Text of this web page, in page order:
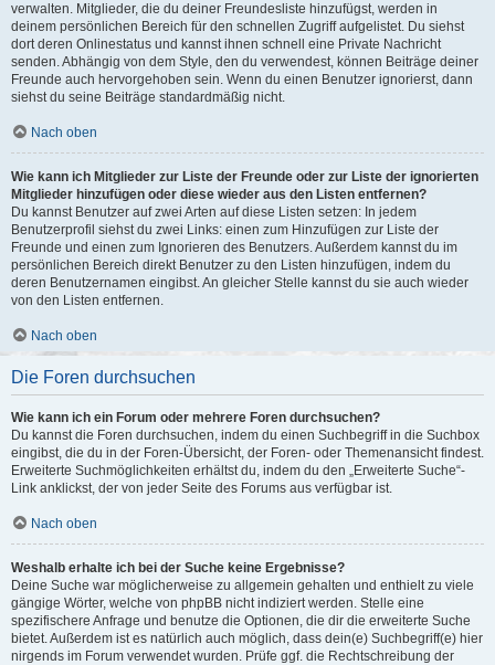
verwalten. Mitglieder, die du deiner Freundesliste hinzufügst, werden in
deinem persönlichen Bereich für den schnellen Zugriff aufgelistet. Du siehst
dort deren Onlinestatus und kannst ihnen schnell eine Private Nachricht
senden. Abhängig von dem Style, den du verwendest, können Beiträge deiner
Freunde auch hervorgehoben sein. Wenn du einen Benutzer ignorierst, dann
siehst du seine Beiträge standardmäßig nicht.
Nach oben
Wie kann ich Mitglieder zur Liste der Freunde oder zur Liste der ignorierten
Mitglieder hinzufügen oder diese wieder aus den Listen entfernen?
Du kannst Benutzer auf zwei Arten auf diese Listen setzen: In jedem
Benutzerprofil siehst du zwei Links: einen zum Hinzufügen zur Liste der
Freunde und einen zum Ignorieren des Benutzers. Außerdem kannst du im
persönlichen Bereich direkt Benutzer zu den Listen hinzufügen, indem du
deren Benutzernamen eingibst. An gleicher Stelle kannst du sie auch wieder
von den Listen entfernen.
Nach oben
Die Foren durchsuchen
Wie kann ich ein Forum oder mehrere Foren durchsuchen?
Du kannst die Foren durchsuchen, indem du einen Suchbegriff in die Suchbox
eingibst, die du in der Foren-Übersicht, der Foren- oder Themenansicht findest.
Erweiterte Suchmöglichkeiten erhältst du, indem du den „Erweiterte Suche“-
Link anklickst, der von jeder Seite des Forums aus verfügbar ist.
Nach oben
Weshalb erhalte ich bei der Suche keine Ergebnisse?
Deine Suche war möglicherweise zu allgemein gehalten und enthielt zu viele
gängige Wörter, welche von phpBB nicht indiziert werden. Stelle eine
spezifischere Anfrage und benutze die Optionen, die dir die erweiterte Suche
bietet. Außerdem ist es natürlich auch möglich, dass dein(e) Suchbegriff(e) hier
nirgends im Forum verwendet wurden. Prüfe ggf. die Rechtschreibung der